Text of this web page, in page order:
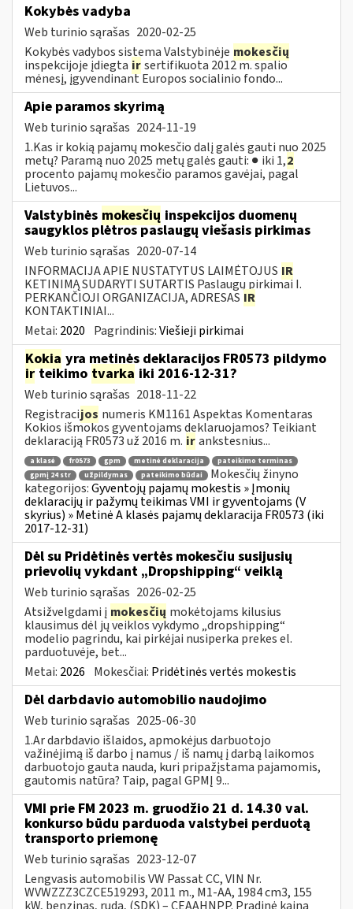
Kokybės vadyba
Web turinio sąrašas 2020-02-25
Kokybės vadybos sistema Valstybinėje mokesčių
inspekcijoje įdiegta irsertifikuota 2012 m. spalio
mėnesį, įgyvendinant Europos socialinio fondo...
Apie paramos skyrimą
Web turinio sąrašas 2024-11-19
1.Kas ir kokią pajamų mokesčio dalį galės gauti nuo 2025
metų? Paramą nuo 2025 metų galės gauti: ● iki 1,2
procento pajamų mokesčio paramos gavėjai, pagal
Lietuvos...
Valstybinės mokesčių inspekcijos duomenų
saugyklos plėtros paslaugų viešasis pirkimas
Web turinio sąrašas 2020-07-14
INFORMACIJA APIE NUSTATYTUS LAIMĖTOJUS IR
KETINIMĄ SUDARYTI SUTARTIS Paslaugų pirkimai I.
PERKANČIOJI ORGANIZACIJA, ADRESAS IR
KONTAKTINIAI...
Metai: 2020 Pagrindinis:Viešieji pirkimai
Kokia yra metinės deklaracijos FR0573 pildymo
irteikimo tvarka iki 2016-12-31?
Web turinio sąrašas 2018-11-22
Registracijos numeris KM1161 Aspektas Komentaras
Kokios išmokos gyventojams deklaruojamos? Teikiant
deklaraciją FR0573 už 2016 m. irankstesnius...
a klasė fr0573 gpm metinė deklaracija
pateikimo terminas
gpmį 24 str
užpildymas pateikimo būdai
Mokesčių žinyno
kategorijos:Gyventojų pajamų mokestis » Įmonių
deklaracijų ir pažymų teikimas VMI ir gyventojams (V
skyrius) » Metinė A klasės pajamų deklaracija FR0573 (iki
2017-12-31)
Dėl su Pridėtinės vertės mokesčiu susijusių
prievolių vykdant „Dropshipping“ veiklą
Web turinio sąrašas 2026-02-25
Atsižvelgdami į mokesčių mokėtojams kilusius
klausimus dėl jų veiklos vykdymo „dropshipping“
modelio pagrindu, kai pirkėjai nusiperka prekes el.
parduotuvėje, bet...
Metai: 2026 Mokesčiai: Pridėtinės vertės mokestis
Dėl darbdavio automobilio naudojimo
Web turinio sąrašas 2025-06-30
1.Ar darbdavio išlaidos, apmokėjus darbuotojo
važinėjimą iš darbo į namus / iš namų į darbą laikomos
darbuotojo gauta nauda, kuri pripažįstama pajamomis,
gautomis natūra? Taip, pagal GPMĮ 9...
VMI prie FM 2023 m. gruodžio 21 d. 14.30 val.
konkurso būdu parduoda valstybei perduotą
transporto priemonę
Web turinio sąrašas 2023-12-07
Lengvasis automobilis VW Passat CC, VIN Nr.
WVWZZZ3CZCE519293, 2011 m., M1-AA, 1984 cm3, 155
kW, benzinas, ruda, (SDK) – CEAAHNPP. Pradinė kaina